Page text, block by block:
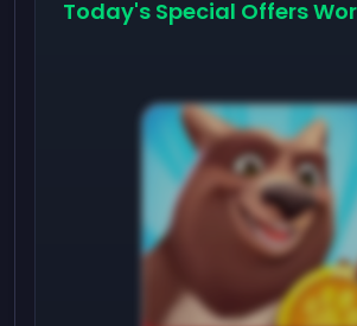
Today's Special Offers